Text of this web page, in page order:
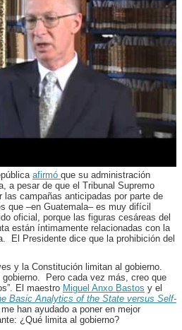
afirmó que su administración
a pesar de que el Tribunal Supremo
las campañas anticipadas por parte de
que –en Guatemala– es muy difícil
oficial, porque las figuras cesáreas del
están íntimamente relacionadas con la
El Presidente dice que la prohibición del
y la Constitución limitan al gobierno.
Pero cada vez más, creo que
El maestro Miguel Anxo Bastos y el
Basic Analytics of the State versus Self-
han ayudado a poner en mejor
¿Qué limita al gobierno?